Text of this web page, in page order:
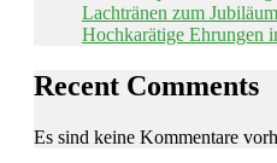
Lachtränen zum
Hochkarätige Ehrungen
Recent Comments
Es sind keine Kommentare